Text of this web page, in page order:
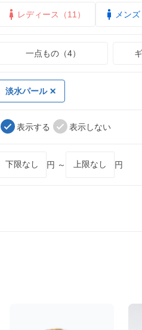
レディース（11） メンズ
一点もの（4）
淡水パール
表示する 表示しない
円 ～ 円